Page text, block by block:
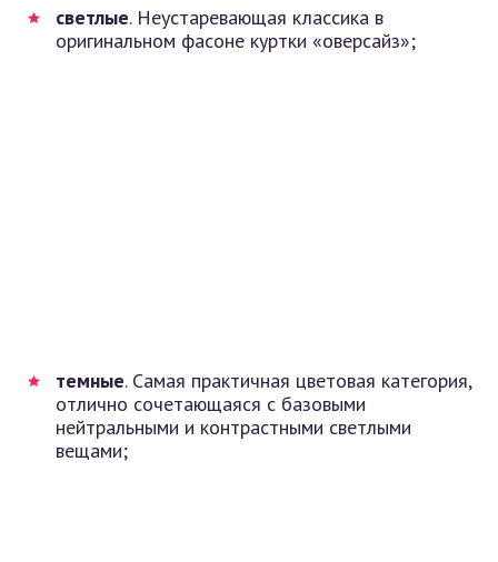
светлые. Неустаревающая классика в
оригинальном фасоне куртки «оверсайз»;
темные. Самая практичная цветовая категория,
отлично сочетающаяся с базовыми
нейтральными и контрастными светлыми
вещами;